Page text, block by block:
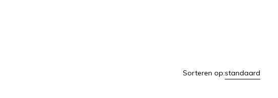
Sorteren op:standaard